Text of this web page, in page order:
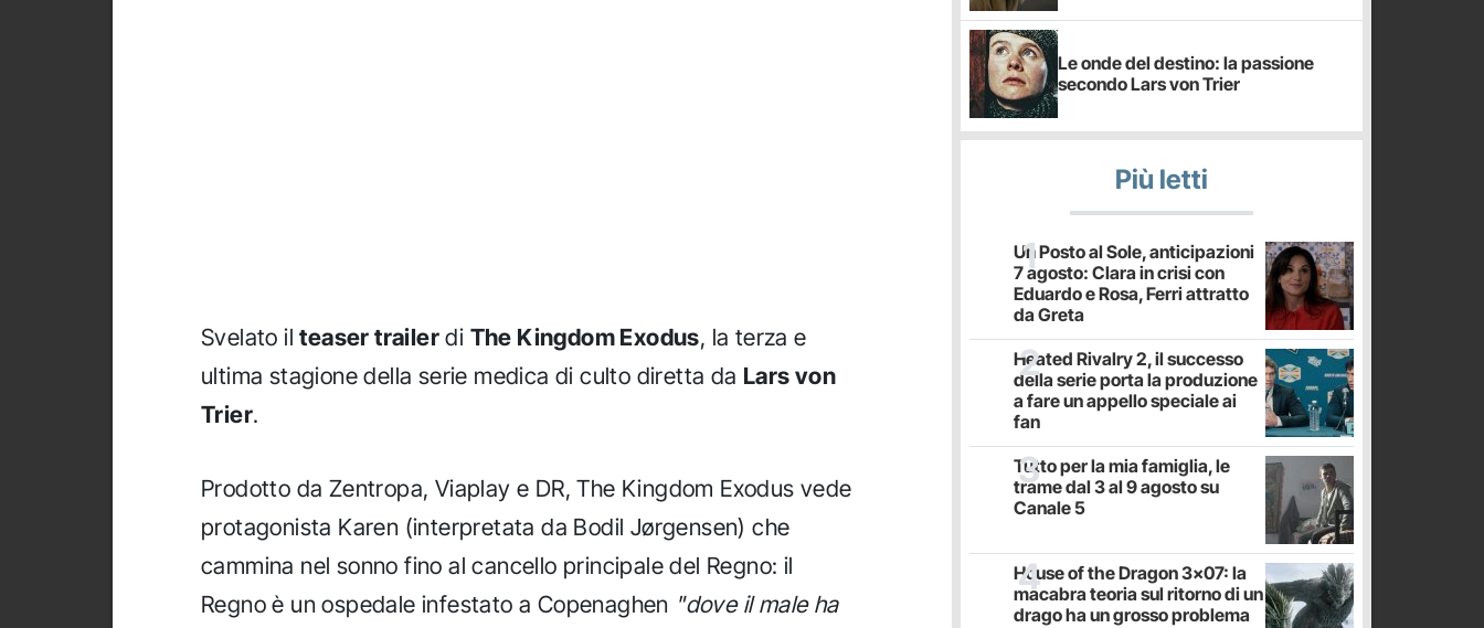
Svelato ilteaser trailer di The Kingdom Exodus, la terza e
ultima stagione della serie medica di culto diretta da Lars von
Trier.
Prodotto da Zentropa, Viaplay e DR, The Kingdom Exodus vede
protagonista Karen (interpretata da Bodil Jørgensen) che
cammina nel sonno fino al cancello principale del Regno: il
Regno è un ospedale infestato a Copenaghen "dove il male ha
Le onde del destino: la passione
secondo Lars von Trier
Più letti
Un Posto al Sole, anticipazioni
7 agosto: Clara in crisi con
Eduardo e Rosa, Ferri attratto
da Greta
Heated Rivalry 2, il successo
della serie porta la produzione
a fare un appello speciale ai
fan
Tutto per la mia famiglia, le
trame dal 3 al 9 agosto su
Canale 5
House of the Dragon 3x07: la
macabra teoria sul ritorno di un
drago ha un grosso problema